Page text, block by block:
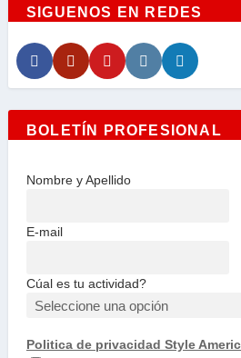
SIGUENOS EN REDES
BOLETÍN PROFESIONAL
Nombre y Apellido
E-mail
Cúal es tu actividad?
Politica de privacidad Style